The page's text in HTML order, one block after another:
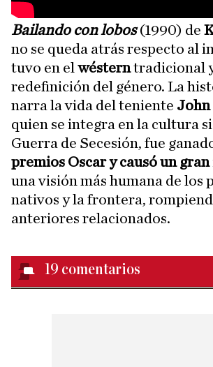
Bailando con lobos(1990) de
no se queda atrás respecto al
tuvo en el wésterntradicional
redefinición del género. La
narra la vida del teniente John
quien se integra en la cultura
Guerra de Secesión, fue
premios Oscar y causó un gran
una visión más humana de los
nativos y la frontera,
anteriores relacionados.
19 comentarios